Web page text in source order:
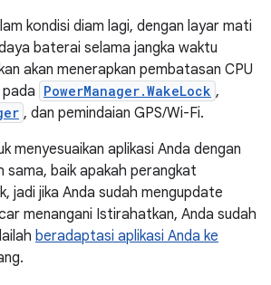
kondisi diam lagi, dengan layar mati
baterai selama jangka waktu
akan menerapkan pembatasan CPU
PowerManager.WakeLock ,
, dan pemindaian GPS/Wi-Fi.
menyesuaikan aplikasi Anda dengan
sama, baik apakah perangkat
jadi jika Anda sudah mengupdate
menangani Istirahatkan, Anda sudah
beradaptasi aplikasi Anda ke